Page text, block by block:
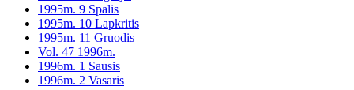
1995m. 9 Spalis
1995m. 10 Lapkritis
1995m. 11 Gruodis
Vol. 47 1996m.
1996m. 1 Sausis
1996m. 2 Vasaris